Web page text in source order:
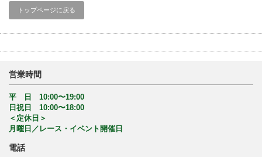
トップページに戻る
営業時間
平 日 10:00〜19:00
日祝日 10:00〜18:00
＜定休日＞
月曜日／レース・イベント開催日
電話